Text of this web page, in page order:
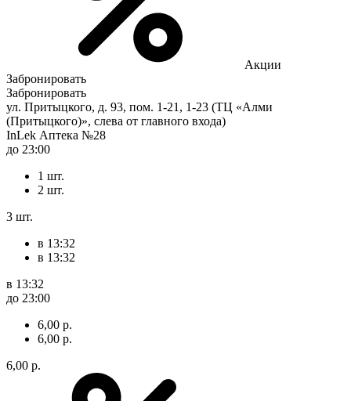
Акции
Забронировать
Забронировать
ул. Притыцкого, д. 93, пом. 1-21, 1-23 (ТЦ «Алми
(Притыцкого)», слева от главного входа)
InLek Аптека №28
до 23:00
1 шт.
2 шт.
3 шт.
в 13:32
в 13:32
в 13:32
до 23:00
6,00 р.
6,00 р.
6,00 р.